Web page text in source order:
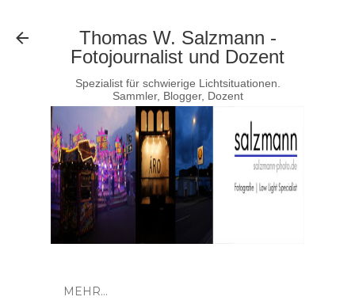
Thomas W. Salzmann -
Fotojournalist und Dozent
Spezialist für schwierige Lichtsituationen.
Sammler, Blogger, Dozent
MEHR…